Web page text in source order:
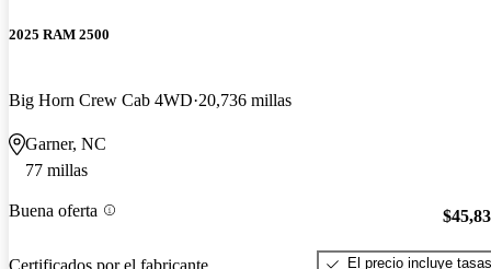
2025 RAM 2500
Big Horn Crew Cab 4WD 20,736 millas
Garner, NC
77 millas
Buena oferta
Certificados por el fabricante
El precio incluye tasas